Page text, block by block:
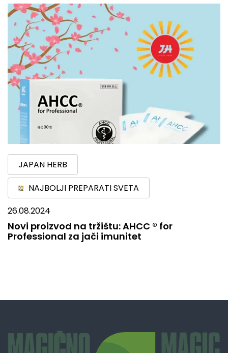
JAPAN HERB
NAJBOLJI PREPARATI SVETA
26.08.2024
Novi proizvod na tržištu: AHCC ® for
Professional za jači imunitet